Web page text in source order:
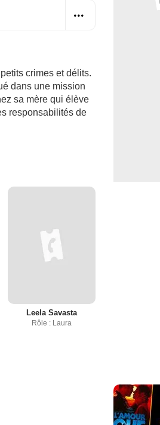
crimes et délits.
dans une mission
sa mère qui élève
responsabilités de
Leela Savasta
Rôle : Laura